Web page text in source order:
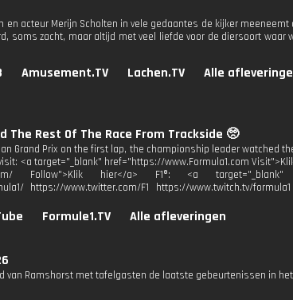
en acteur Merijn Scholten in vele gedaantes de kijker
soms zacht, maar altijd met veel liefde voor de diersoort waar
Amusement.TV Lachen.TV Alle
The Rest Of The Race From Trackside 🥺
Grand Prix on the first lap, the championship leader watched
<a target="_blank" href="https://www.Formula1.com
Follow">Klik hier</a> F1®: <a target="_blank"
https://www.twitter.com/F1 https://www.twitch.tv/
Formule1.TV Alle afleveringen
van Ramshorst met tafelgasten de laatste gebeurtenissen in